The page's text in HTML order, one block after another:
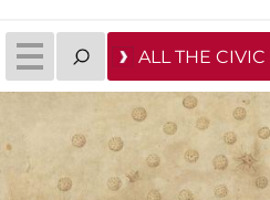
ALL THE